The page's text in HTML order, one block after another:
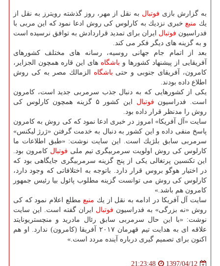
به گزارش بازی فوتبال به نقل از مهر، روز گذشته رویترز به نقل از
یك منبع خبری نزدیك به كارلوس كی روش ادعا نمود كه این مربی با
فدراسیون فوتبال ایران برای تمدید قراردادش به توافق نرسیده است
و به گزینه های دیگر فكر می كند.
بعد از اتمام جام جهانی روسیه، رسانه های مختلف كشورهای
آفریقایی از پیشنهاد كشورها و باشگاه های این قاره همچون الجزایر،
كامرون، آفریقای جنوبی و حتی باشگاه الزمالك مصر به كی روش
اطلاع داده بودند.
یكی از كشورهایی كه به دنبال جذب سرمربی جدید است، كامرون
است. فدراسیون فوتبال
این كشور ۵ گزینه همچون كارلوس كی
روش را مدنظر قرار داده بود.
سایت «آل آفریكا» امروز در خبری ادعا نمود كه كی روش به كامرون
پاسخ منفی داده و این كشور به دنبال به خدمت گرفتن «ژرژ لیكنس»
سرمربی سابق بلژیك است. این سایت نوشت: «طبق اطلاعات ما
كارلوس كی روش اولویت سرمربیگری تیم ملی فوتبال كامرون بود.
این تكنسین پرتغالی یكی از پنج گزینه سرمربیگری جایگاهی بود كه
در اختیار هوگو بروس قرار دارد. باتوجه به اختلافاتی كه وجود دارد،
كارلوس كی روش می توانست گزینه مطلوب پائول بیا رئیس جمهور
كامرون هم باشد.»
سایت آل آفریكا در ادامه به نقل از یك منبع مطلع اعلام نمود كه كی
روش «نه بزرگی» به فدراسیون فوتبال ایران گفته است. این سایت
نوشت: «با این حال سرمربی سابق رئال مادرید و منچستریونایتد
علاقه ای به هدایت تیم قهرمان ۲۰۱۷ آفریقا (كامرون) ندارد. او هم
اكنون برای تصمیم گیری درباره آینده مردد است.»
1397/04/12
21:23:48